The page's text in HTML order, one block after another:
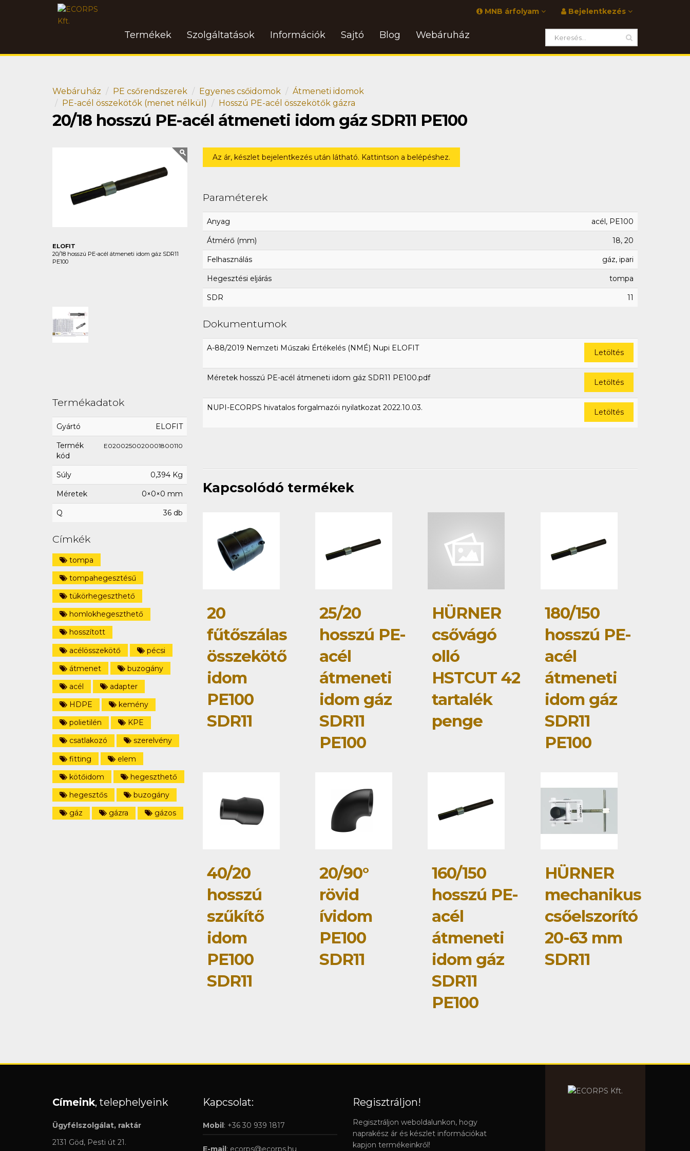
Bejelentkezés
MNB árfolyam
Termékek Szolgáltatások Információk Sajtó Blog Webáruház
Webáruház PE csőrendszerek Egyenes csőidomok
Átmeneti idomok
PE-acél összekötők (menet nélkül)
Hosszú PE-acél összekötők gázra
20/18 hosszú PE-acél átmeneti idom gáz SDR11 PE100
ELOFIT
20/18 hosszú PE-acél átmeneti idom gáz SDR11
PE100
Az ár, készlet bejelentkezés után látható. Kattintson a belépéshez.
Paraméterek
Anyag acél, PE100
Átmérő (mm) 18, 20
Felhasználás gáz, ipari
Hegesztési eljárás tompa
SDR 11
Dokumentumok
A-88/2019 Nemzeti Műszaki Értékelés (NMÉ) Nupi ELOFIT Letöltés
Méretek hosszú PE-acél átmeneti idom gáz SDR11 PE100.pdf Letöltés
NUPI-ECORPS hivatalos forgalmazói nyilatkozat 2022.10.03. Letöltés
Termékadatok
Gyártó ELOFIT
Termék
kód
E0200250020001800110
Súly 0,394 Kg
Méretek 0×0×0 mm
Q 36 db
Címkék
tompa
tompahegesztésű
tükörhegeszthető
homlokhegeszthető
hosszított
acélösszekötő
pécsi
átmenet
buzogány
acél
adapter
HDPE
kemény
polietilén
KPE
csatlakozó
szerelvény
fitting
elem
kötőidom
hegeszthető
hegesztős
buzogány
gáz
gázra gázos
Kapcsolódó termékek
20
fűtőszálas
összekötő
idom
PE100
SDR11
25/20
hosszú PE-
acél
átmeneti
idom gáz
SDR11
PE100
HÜRNER
csővágó
olló
HSTCUT 42
tartalék
penge
180/150
hosszú PE-
acél
átmeneti
idom gáz
SDR11
PE100
40/20
hosszú
szűkítő
idom
PE100
SDR11
20/90°
rövid
ívidom
PE100
SDR11
160/150
hosszú PE-
acél
átmeneti
idom gáz
SDR11
PE100
HÜRNER
mechanikus
csőelszorító
20-63 mm
SDR11
Címeink, telephelyeink
Ügyfélszolgálat, raktár
2131 Göd, Pesti út 21.
Kapcsolat:
Mobil: +36 30 939 1817
E-mail: ecorps@ecorps.hu
Regisztráljon!
Regisztráljon weboldalunkon, hogy
naprakész ár és készlet információkat
kapjon termékeinkről!